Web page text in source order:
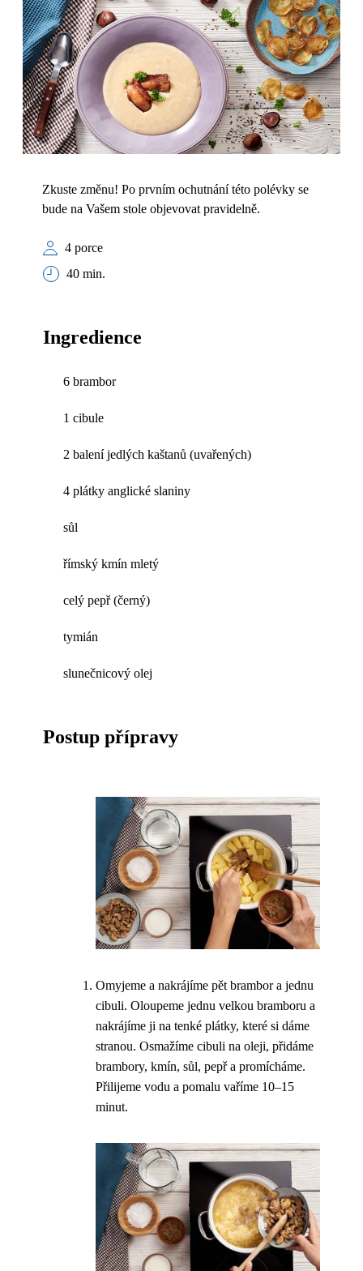
Zkuste změnu! Po prvním ochutnání této polévky se
bude na Vašem stole objevovat pravidelně.
4 porce
40 min.
Ingredience
6 brambor
1 cibule
2 balení jedlých kaštanů (uvařených)
4 plátky anglické slaniny
sůl
římský kmín mletý
celý pepř (černý)
tymián
slunečnicový olej
Postup přípravy
Omyjeme a nakrájíme pět brambor a jednu
cibuli. Oloupeme jednu velkou bramboru a
nakrájíme ji na tenké plátky, které si dáme
stranou. Osmažíme cibuli na oleji, přidáme
brambory, kmín, sůl, pepř a promícháme.
Přilijeme vodu a pomalu vaříme 10–15
minut.